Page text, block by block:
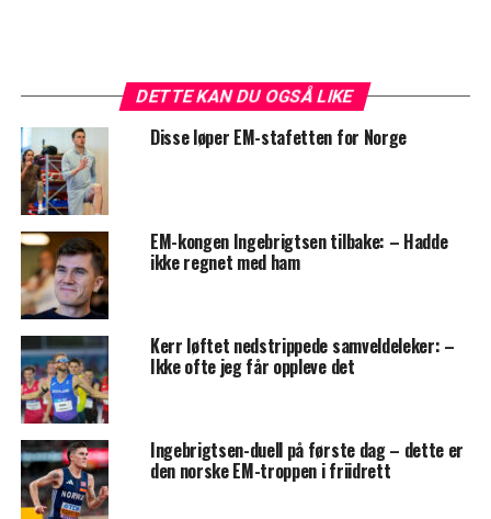
DETTE KAN DU OGSÅ LIKE
Disse løper EM-stafetten for Norge
EM-kongen Ingebrigtsen tilbake: – Hadde
ikke regnet med ham
Kerr løftet nedstrippede samveldeleker: –
Ikke ofte jeg får oppleve det
Ingebrigtsen-duell på første dag – dette er
den norske EM-troppen i friidrett